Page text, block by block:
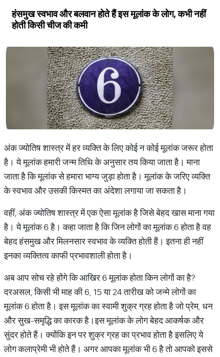
हंसमुख स्वभाव और बलवान होते हैं इस मूलांक के लोग, कभी नहीं
होती किसी चीज की कमी
अंक ज्योतिष शास्त्र में हर व्यक्ति के लिए कोई न कोई मूलांक जरूर होता
है। ये मूलांक हमारी जन्म तिथि के अनुसार तय किया जाता है। माना
जाता है कि मूलांक से हमारा भाग्य जुड़ा होता है। मूलांक के जरिए व्यक्ति
के स्वभाव और उसकी किस्मत का अंदेशा लगाया जा सकता है।
वहीं, अंक ज्योतिष शास्त्र में एक ऐसा मूलांक है जिसे बेहद खास माना गया
है। ये मूलांक 6 है। कहा जाता है कि जिन लोगों का मूलांक 6 होता है वह
बेहद हंसमुख और मिलनसार स्वभाव के व्यक्ति होती हैं। इतना ही नहीं
इनका व्यक्तित्व काफी प्रभावशाली होता है।
अब आप सोच रहे होंगे कि आखिर 6 मूलांक होता किन लोगों का है?
दरअसल, किसी भी माह की 6, 15 या 24 तारीख को जन्मे लोगों का
मूलांक 6 होता है। इस मूलांक का स्वामी शुक्र ग्रह होता है जो प्रेम, धन
और सुख-समृद्धि का कारक है।इस मूलांक के लोग बेहद आकर्षक और
सुंदर होते हैं। क्योंकि इन पर शुक्र ग्रह का प्रभाव होता है इसलिए ये
लोग कलाप्रेमी भी होते हैं। अगर आपका मूलांक भी 6 है तो आपको इससे